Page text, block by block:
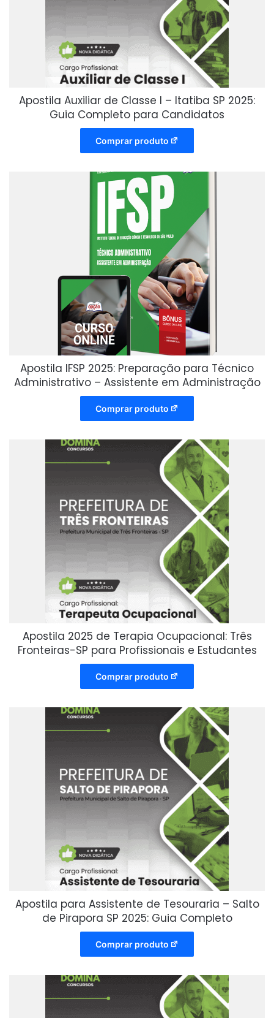
Apostila Auxiliar de Classe I – Itatiba SP 2025:
Guia Completo para Candidatos
Comprar produto
Apostila IFSP 2025: Preparação para Técnico
Administrativo – Assistente em Administração
Comprar produto
Apostila 2025 de Terapia Ocupacional: Três
Fronteiras-SP para Profissionais e Estudantes
Comprar produto
Apostila para Assistente de Tesouraria – Salto
de Pirapora SP 2025: Guia Completo
Comprar produto